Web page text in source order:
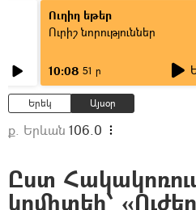
Ուղիղ եթեր
Ուրիշ նորություններ
10:08 51 ր
Երեկ Այսօր
ք. Երևան 106.0
Ըստ
կոմիտեի՝ «Ուժեղ